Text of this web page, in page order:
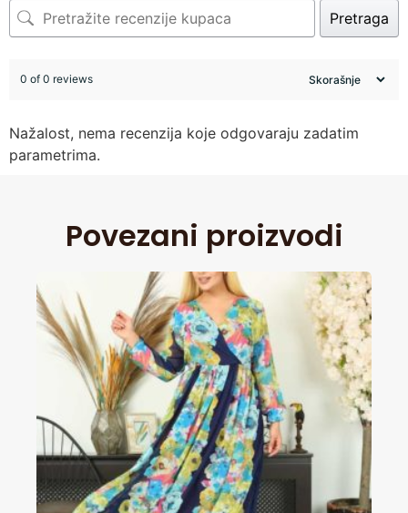
Pretraga
0 of 0 reviews
Nažalost, nema recenzija koje odgovaraju zadatim
parametrima.
Povezani proizvodi